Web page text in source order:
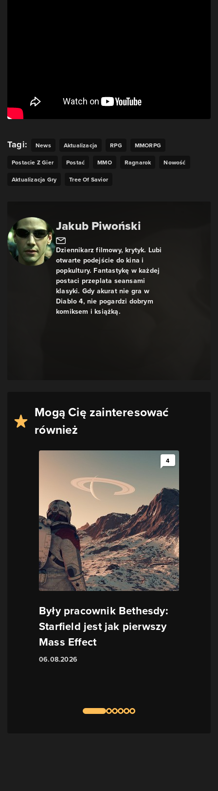
Tagi: News Aktualizacja RPG MMORPG
Postacie Z Gier Postać MMO Ragnarok Nowość
Aktualizacja Gry Tree Of Savior
Jakub Piwoński
Dziennikarz filmowy, krytyk. Lubi
otwarte podejście do kina i
popkultury. Fantastykę w każdej
postaci przeplata seansami
klasyki. Gdy akurat nie gra w
Diablo 4, nie pogardzi dobrym
komiksem i książką.
Mogą Cię zainteresować
również
4
Były pracownik Bethesdy:
Starfield jest jak pierwszy
Mass Effect
06.08.2026